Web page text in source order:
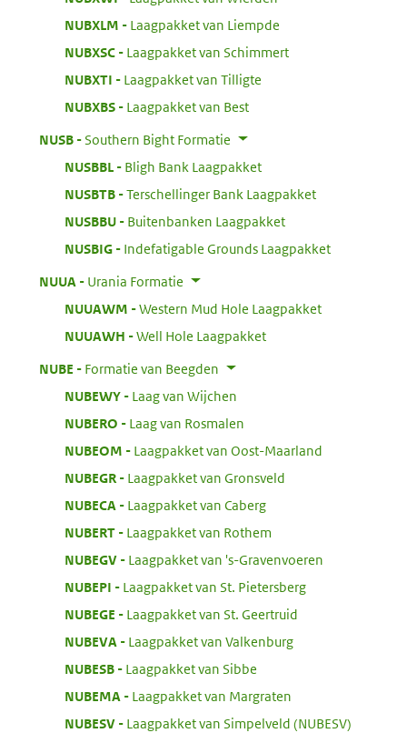
NUBXLM
Laagpakket van Liempde
NUBXSC:
Laagpakket van Schimmert
NUBXTI
Laagpakket van Tilligte
NUBXBS:
Laagpakket van Best
NUSB:
Southern Bight Formatie
NUSBBL
Bligh Bank Laagpakket
NUSBTB:
Terschellinger Bank Laagpakket
NUSBBU:
Buitenbanken Laagpakket
NUSBIG:
Indefatigable Grounds Laagpakket
NUUA
Urania Formatie
NUUAWM
Western Mud Hole Laagpakket
NUUAWH
Well Hole Laagpakket
NUBE
Formatie van Beegden
NUBEWY:
Laag van Wijchen
NUBERO
Laag van Rosmalen
NUBEOM
Laagpakket van Oost-Maarland
NUBEGR:
Laagpakket van Gronsveld
NUBECA
Laagpakket van Caberg
NUBERT:
Laagpakket van Rothem
NUBEGV:
Laagpakket van 's-Gravenvoeren
NUBEPI
Laagpakket van St. Pietersberg
NUBEGE
Laagpakket van St. Geertruid
NUBEVA
Laagpakket van Valkenburg
NUBESB:
Laagpakket van Sibbe
NUBEMA
Laagpakket van Margraten
NUBESV:
Laagpakket van Simpelveld (NUBESV)